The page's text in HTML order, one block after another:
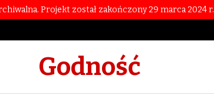
Projekt został zakończony 29 marca 2024 r.
Godność